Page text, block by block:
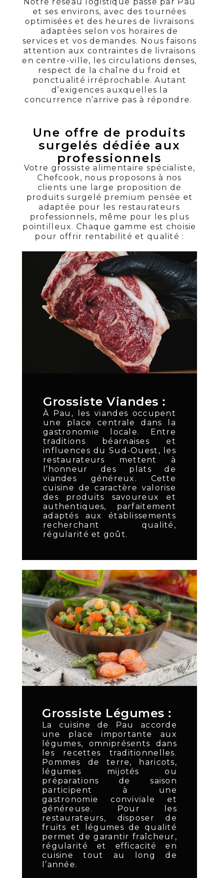
et ses environs, avec des tournées
optimisées et des heures de livraisons
adaptées selon vos horaires de
services et vos demandes. Nous faisons
attention aux contraintes de livraisons
en centre-ville, les circulations denses,
respect de la chaîne du froid et
ponctualité irréprochable. Autant
d’exigences auxquelles la
concurrence n’arrive pas à répondre.
Une offre de produits
surgelés dédiée aux
professionnels
Votre grossiste alimentaire spécialiste,
Chefcook, nous proposons à nos
clients une large proposition de
produits surgelé premium pensée et
adaptée pour les restaurateurs
professionnels, même pour les plus
pointilleux. Chaque gamme est choisie
pour offrir rentabilité et qualité :
Grossiste Viandes :
À Pau, les viandes occupent
une place centrale dans la
gastronomie locale. Entre
traditions béarnaises et
influences du Sud-Ouest, les
restaurateurs mettent à
l’honneur des plats de
viandes généreux. Cette
cuisine de caractère valorise
des produits savoureux et
authentiques, parfaitement
adaptés aux établissements
recherchant qualité,
régularité et goût.
Grossiste Légumes :
La cuisine de Pau accorde
une place importante aux
légumes, omniprésents dans
les recettes traditionnelles.
Pommes de terre, haricots,
légumes mijotés ou
préparations de saison
participent à une
gastronomie conviviale et
généreuse. Pour les
restaurateurs, disposer de
fruits et légumes de qualité
permet de garantir fraîcheur,
régularité et efficacité en
cuisine tout au long de
l’année.